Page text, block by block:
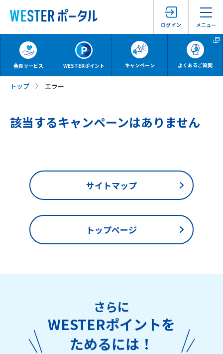
ログイン メニュー
会員サービス WESTERポイント キャンペーン よくあるご質問
トップ エラー
該当するキャンペーンはありません
サイトマップ
トップページ
さらに
WESTERポイントを
ためるには！